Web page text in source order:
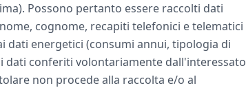
Possono pertanto essere raccolti dati
cognome, recapiti telefonici e telematici
energetici (consumi annui, tipologia di
conferiti volontariamente dall'interessato
non procede alla raccolta e/o al